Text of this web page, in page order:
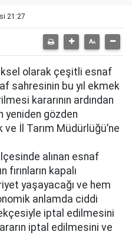
21:27
olarak çeşitli esnaf
sahresinin bu yıl ekmek
kararının ardından
yeniden gözden
İl Tarım Müdürlüğü’ne
alınan esnaf
fırınların kapalı
yaşayacağı ve hem
anlamda ciddi
iptal edilmesini
iptal edilmesini ve